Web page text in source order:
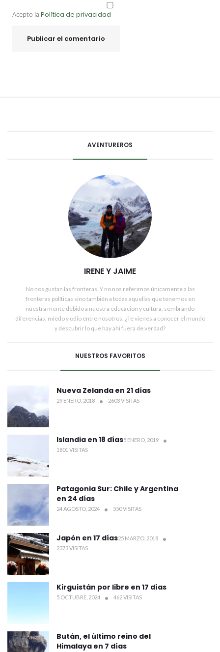
Acepto la Política de privacidad
AVENTUREROS
IRENE Y JAIME
No nos gustan las fronteras. Y no nos referimos únicamente a las
fronteras políticas sino también a todas aquellas que tenemos en
nuestra mente debido a nuestra educación y cultura, sembrando
diferencias, miedo y odio entre nosotros. ¿Te vienes a conocer el mundo
y descubrir lo que hay ahí fuera de verdad?
NUESTROS FAVORITOS
Nueva Zelanda en 21 días
29 ENERO, 2018 2603 VISITAS
Islandia en 18 días5 ENERO, 2019
1801 VISITAS
Patagonia Sur: Chile y Argentina
en 24 días
24 AGOSTO, 2024 550 VISITAS
Japón en 17 días25 MARZO, 2018
2373 VISITAS
Kirguistán por libre en 17 días
5 OCTUBRE, 2024 462 VISITAS
Bután, el último reino del
Himalaya en 7 días